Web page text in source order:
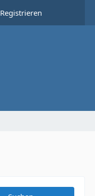
Registrieren